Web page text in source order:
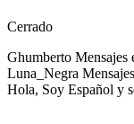
Cerrado
Ghumberto Mensajes
Luna_Negra
Hola, Soy Español y